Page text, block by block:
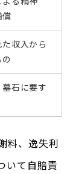
収入から
石に要す
料、逸失利
いて自賠責